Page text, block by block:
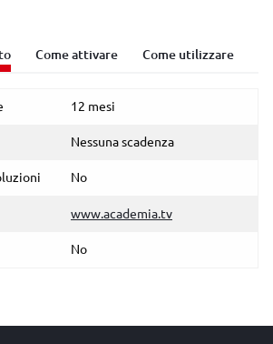
Come attivare Come utilizzare
12 mesi
Nessuna scadenza
No
www.academia.tv
No